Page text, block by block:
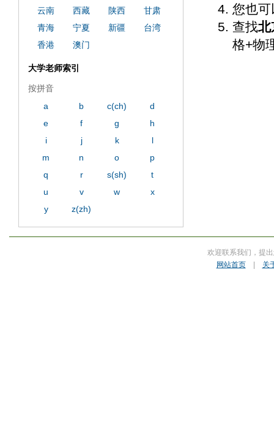
您也
查找北
格+物
云南
西藏 陕西
甘肃
青海
宁夏 新疆
台湾
香港
澳门
大学老师索引
按拼音
a
b c(ch)
d
e
f g
h
i
j k
l
m
n o
p
q
r s(sh)
t
u
v w
x
y
z(zh)
欢迎联系我们，提
网站首页| 关